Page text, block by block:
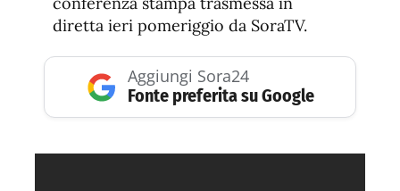
diretta ieri pomeriggio da SoraTV.
Aggiungi Sora24
Fonte preferita su Google